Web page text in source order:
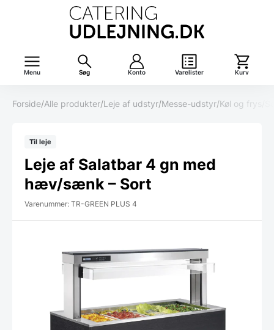
Menu Søg Konto Varelister Kurv
Forside/Alle produkter/Leje af udstyr/Messe-udstyr/Køl og frys
Til leje
Leje af Salatbar 4 gn med
hæv/sænk – Sort
Varenummer: TR-GREEN PLUS 4